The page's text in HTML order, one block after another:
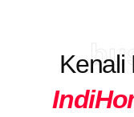
Kenali